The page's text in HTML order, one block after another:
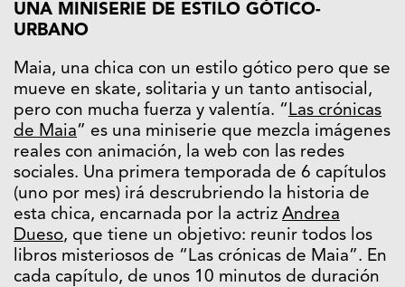
UNA MINISERIE DE ESTILO GÓTICO-
URBANO
Maia, una chica con un estilo gótico pero que se
mueve en skate, solitaria y un tanto antisocial,
pero con mucha fuerza y valentía. “Las crónicas
de Maia” es una miniserie que mezcla imágenes
reales con animación, la web con las redes
sociales. Una primera temporada de 6 capítulos
(uno por mes) irá descrubriendo la historia de
esta chica, encarnada por la actriz Andrea
Dueso, que tiene un objetivo: reunir todos los
libros misteriosos de “Las crónicas de Maia”. En
cada capítulo, de unos 10 minutos de duración